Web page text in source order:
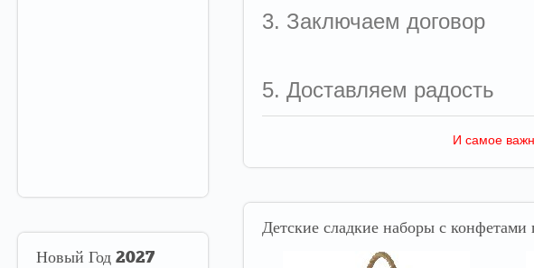
3. Заключаем договор
5. Доставляем радость
И самое
Детские сладкие наборы с конфетами
Новый Год 2027